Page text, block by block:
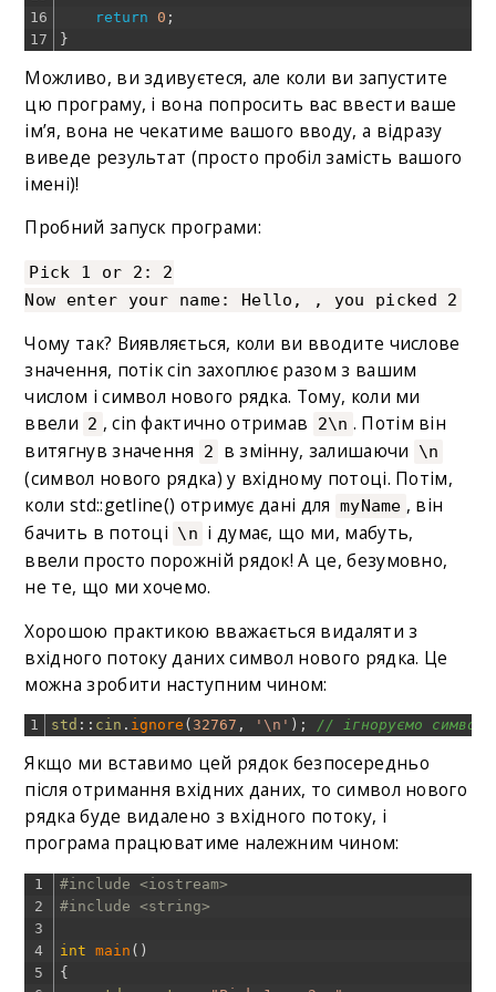
16
17
return 0 ;
}
Можливо, ви здивуєтеся, але коли ви запустите
цю програму, і вона попросить вас ввести ваше
ім’я, вона не чекатиме вашого вводу, а відразу
виведе результат (просто пробіл замість вашого
імені)!
Пробний запуск програми:
Pick 1 or 2: 2
Now enter your name: Hello, , you picked 2
Чому так? Виявляється, коли ви вводите числове
значення, потік cin захоплює разом з вашим
числом і символ нового рядка. Тому, коли ми
ввели 2 , cin фактично отримав 2\n . Потім він
витягнув значення
2 в змінну, залишаючи \n
(символ нового рядка) у вхідному потоці. Потім,
коли std::getline() отримує дані для myName , він
бачить в потоці \n і думає, що ми, мабуть,
ввели просто порожній рядок! А це, безумовно,
не те, що ми хочемо.
Хорошою практикою вважається видаляти з
вхідного потоку даних символ нового рядка. Це
можна зробити наступним чином:
1 std :: cin . ignore ( 32767 , '\n' ) ; // ігноруємо
Якщо ми вставимо цей рядок безпосередньо
після отримання вхідних даних, то символ нового
рядка буде видалено з вхідного потоку, і
програма працюватиме належним чином:
1
2
3
4
5
#include <iostream>
#include <string>
int main ( )
{